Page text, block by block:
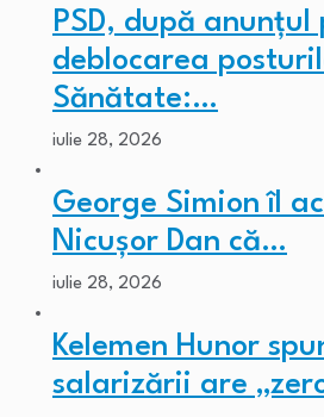
PSD, după anunțul
deblocarea
Sănătate:…
iulie 28, 2026
George Simion îl
Nicușor Dan că…
iulie 28, 2026
Kelemen Hunor
salarizării are